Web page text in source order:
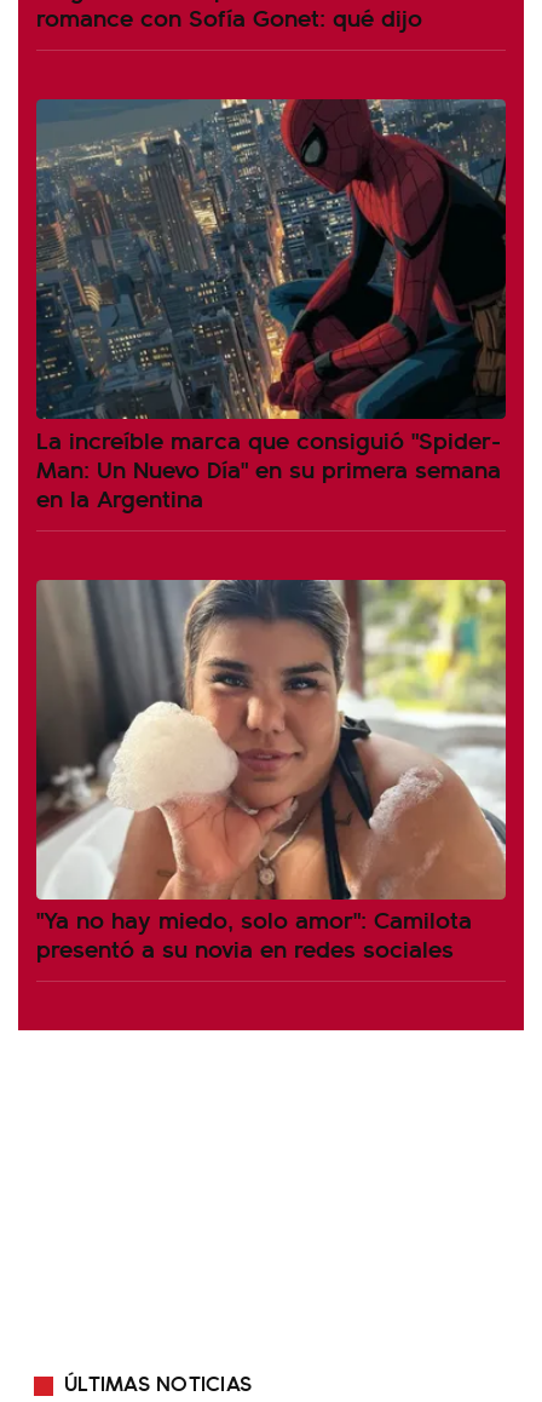
romance con Sofía Gonet: qué dijo
La increíble marca que consiguió "Spider-
Man: Un Nuevo Día" en su primera semana
en la Argentina
"Ya no hay miedo, solo amor": Camilota
presentó a su novia en redes sociales
ÚLTIMAS NOTICIAS